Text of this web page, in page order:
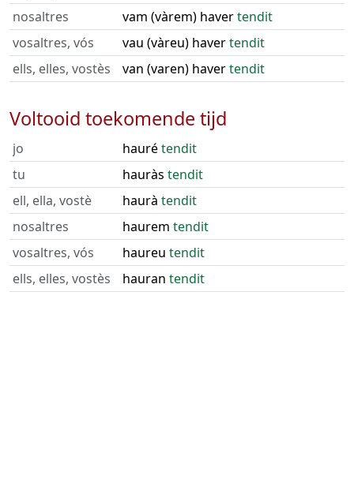
nosaltres
vam (vàrem) havertendit
vosaltres, vós
vau (vàreu) havertendit
ells, elles, vostès
van (varen) havertendit
Voltooid toekomende tijd
jo haurétendit
tu
hauràs tendit
ell, ella, vostè
haurà tendit
nosaltres
haurem tendit
vosaltres, vós
haureu tendit
ells, elles, vostès
hauran tendit